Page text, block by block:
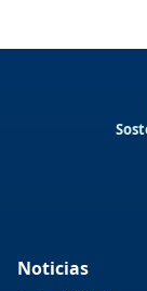
Noticias